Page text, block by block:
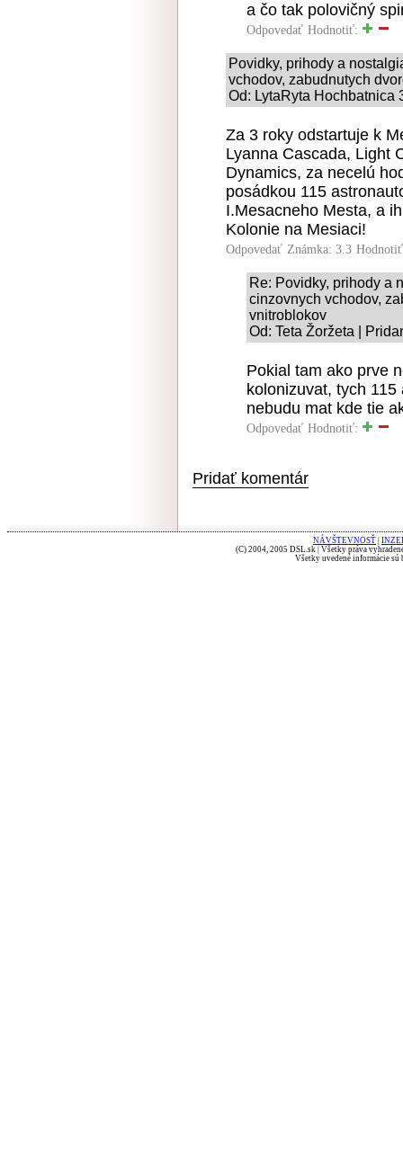
a čo tak polovičný
Odpovedať Hodnotiť:
Povidky, prihody a
vchodov, zabudnutych
Od: LytaRyta Hochbatnica
Za 3 roky odstartuje k
Lyanna Cascada, Light
Dynamics, za necelú
posádkou 115
I.Mesacneho Mesta, a
Kolonie na Mesiaci!
Odpovedať Známka: 3.3
Re: Povidky, prihody a
cinzovnych vchodov,
vnitroblokov
Od: Teta Žoržeta |
Pokial tam ako prve
kolonizuvat, tych
nebudu mat kde tie
Odpovedať Hodnotiť:
Pridať komentár
NÁVŠTEVNOSŤ
(C) 2004, 2005 DSL.sk | Všetky práva
Všetky uvedené informácie sú